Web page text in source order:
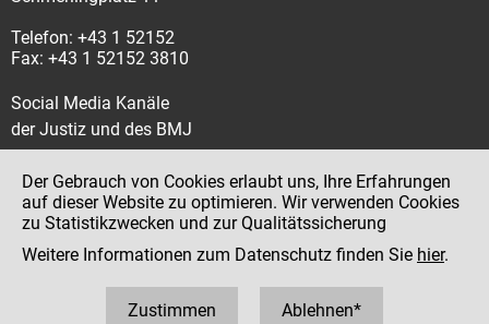
Telefon: +43 1 52152
Fax: +43 1 52152 3810
Social Media Kanäle
der Justiz und des BMJ
Impressum
Datenschutz
Der Gebrauch von Cookies erlaubt uns, Ihre Erfahrungen
auf dieser Website zu optimieren. Wir verwenden Cookies
zu Statistikzwecken und zur Qualitätssicherung
Weitere Informationen zum Datenschutz finden Sie hier.
Zustimmen Ablehnen*